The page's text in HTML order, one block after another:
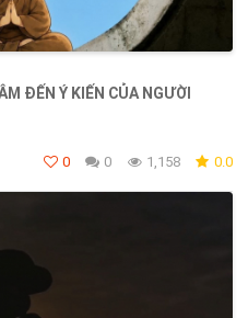
ĐẾN Ý KIẾN CỦA NGƯỜI
0 0 1,158 0.0